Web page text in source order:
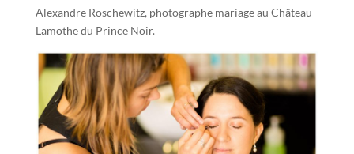
Alexandre Roschewitz, photographe mariage au Château
Lamothe du Prince Noir.